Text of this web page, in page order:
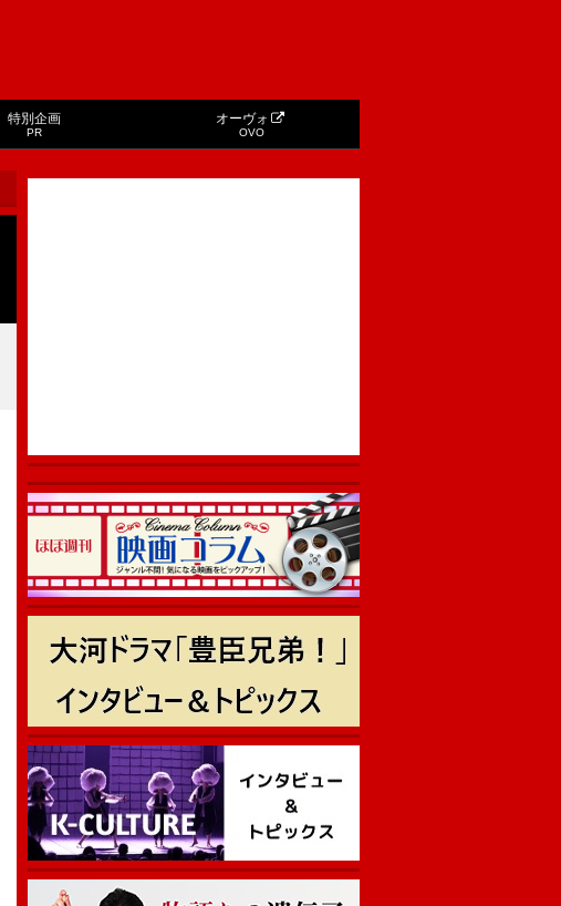
特別企画
PR
オーヴォ
OVO